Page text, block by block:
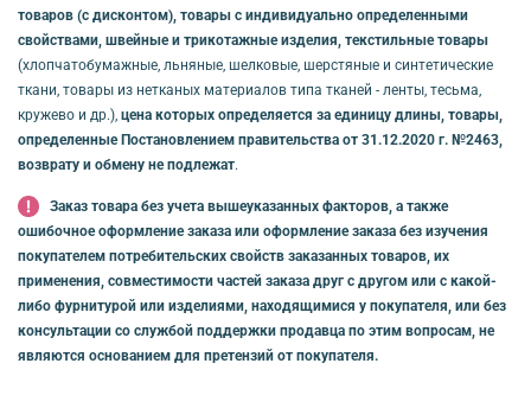
товаров (с дисконтом), товары с индивидуально определенными
свойствами, швейные и трикотажные изделия, текстильные товары
(хлопчатобумажные, льняные, шелковые, шерстяные и синтетические
ткани, товары из нетканых материалов типа тканей - ленты, тесьма,
кружево и др.), цена которых определяется за единицу длины, товары,
определенные Постановлением правительства от 31.12.2020 г. №2463,
возврату и обмену не подлежат.
Заказ товара без учета вышеуказанных факторов, а также
ошибочное оформление заказа или оформление заказа без изучения
покупателем потребительских свойств заказанных товаров, их
применения, совместимости частей заказа друг с другом или с какой-
либо фурнитурой или изделиями, находящимися у покупателя, или без
консультации со службой поддержки продавца по этим вопросам, не
являются основанием для претензий от покупателя.